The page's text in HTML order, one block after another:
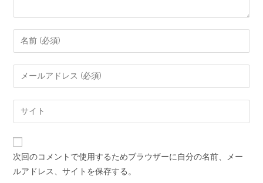
次回のコメントで使用するためブラウザーに自分の名前、メー
ルアドレス、サイトを保存する。